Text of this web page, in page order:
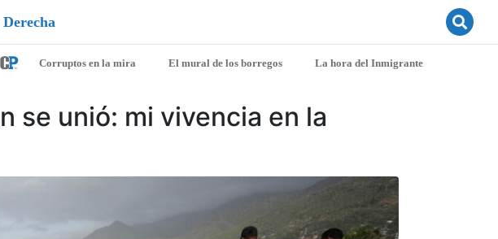
Corruptos en la mira El mural de los borregos La hora del Inmigrante
se unió: mi vivencia en la